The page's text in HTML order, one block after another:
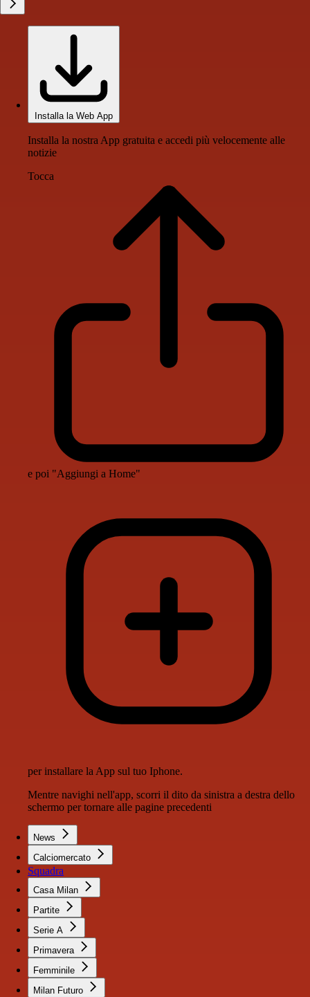
Installa la Web App
Installa la nostra App gratuita e accedi più velocemente alle
notizie
Tocca
e poi "Aggiungi a Home"
per installare la App sul tuo Iphone.
Mentre navighi nell'app, scorri il dito da sinistra a destra dello
schermo per tornare alle pagine precedenti
News
Calciomercato
Squadra
Casa Milan
Partite
Serie A
Primavera
Femminile
Milan Futuro